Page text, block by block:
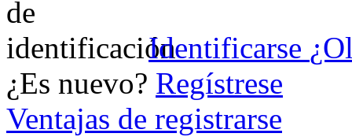
Identificarse
¿Es nuevo? Regístrese
Ventajas de registrarse